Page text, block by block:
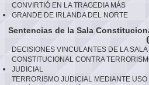
CONVIRTIÓ EN LA TRAGEDIA MÁS
GRANDE DE IRLANDA DEL NORTE
Sentencias de la Sala
DECISIONES VINCULANTES DE LA SALA
CONSTITUCIONAL CONTRA
JUDICIAL
TERRORISMO JUDICIAL MEDIANTE USO